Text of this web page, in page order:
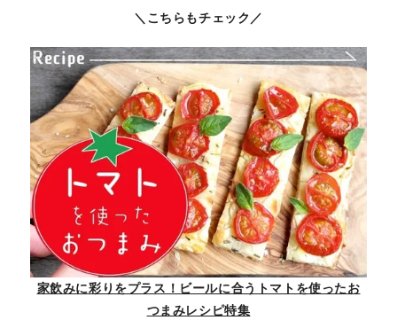
＼こちらもチェック／
家飲みに彩りをプラス！ビールに合うトマトを使ったお
つまみレシピ特集